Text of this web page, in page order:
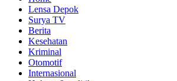
Lensa Depok
Surya TV
Berita
Kesehatan
Kriminal
Otomotif
Internasional